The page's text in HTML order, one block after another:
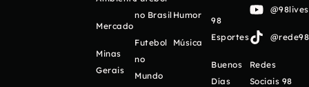
Mercado
Minas
Gerais
no Brasil
Futebol
no
Mundo
Humor
Música
98
Esportes
Buenos
Días
Redes
Sociais 98